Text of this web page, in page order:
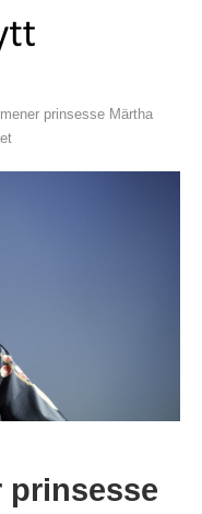
prinsesse Märtha
prinsesse